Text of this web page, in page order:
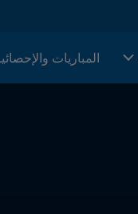
المباريات